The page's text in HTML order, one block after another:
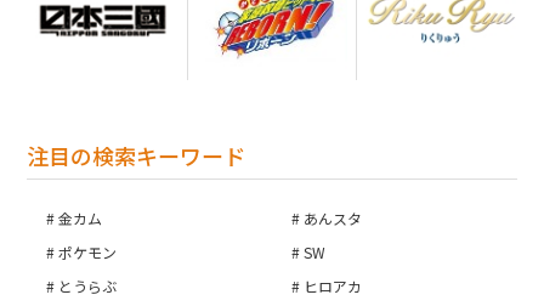
注目の検索キーワード
金カム
あんスタ
ポケモン
SW
とうらぶ
ヒロアカ